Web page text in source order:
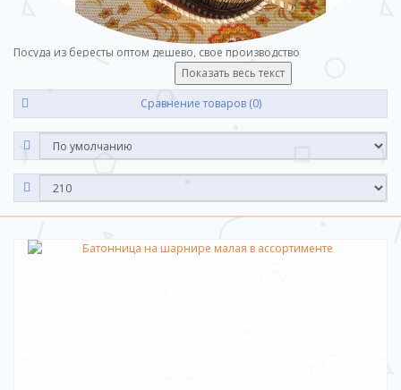
Посуда из бересты оптом дешево, свое производство
Показать весь текст
Сравнение товаров (0)